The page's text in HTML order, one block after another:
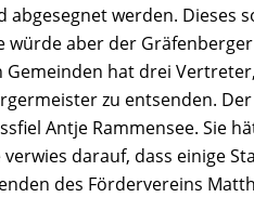
abgesegnet werden. Dieses
würde aber der
Gemeinden hat drei
zu entsenden.
Antje Rammensee. Sie
verwies darauf, dass einige
des Fördervereins